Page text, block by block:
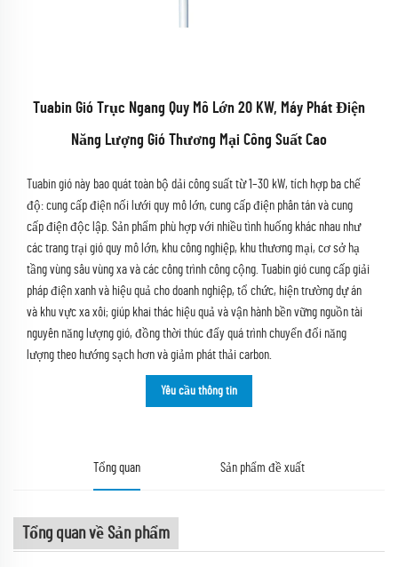
Tuabin Gió Trục Ngang Quy Mô Lớn 20 KW, Máy Phát Điện
Năng Lượng Gió Thương Mại Công Suất Cao
Tuabin gió này bao quát toàn bộ dải công suất từ 1–30 kW, tích hợp ba chế
độ: cung cấp điện nối lưới quy mô lớn, cung cấp điện phân tán và cung
cấp điện độc lập. Sản phẩm phù hợp với nhiều tình huống khác nhau như
các trang trại gió quy mô lớn, khu công nghiệp, khu thương mại, cơ sở hạ
tầng vùng sâu vùng xa và các công trình công cộng. Tuabin gió cung cấp giải
pháp điện xanh và hiệu quả cho doanh nghiệp, tổ chức, hiện trường dự án
và khu vực xa xôi; giúp khai thác hiệu quả và vận hành bền vững nguồn tài
nguyên năng lượng gió, đồng thời thúc đẩy quá trình chuyển đổi năng
lượng theo hướng sạch hơn và giảm phát thải carbon.
Yêu cầu thông tin
Tổng quan Sản phẩm đề xuất
Tổng quan về Sản phẩm